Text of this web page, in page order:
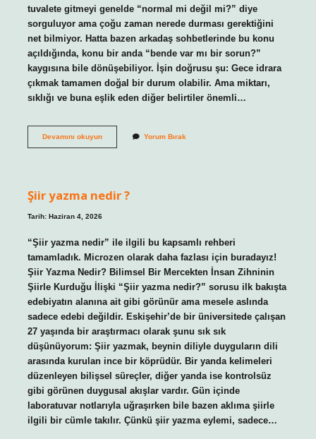
tuvalete gitmeyi genelde “normal mi değil mi?” diye
sorguluyor ama çoğu zaman nerede durması gerektiğini
net bilmiyor. Hatta bazen arkadaş sohbetlerinde bu konu
açıldığında, konu bir anda “bende var mı bir sorun?”
kaygısına bile dönüşebiliyor. İşin doğrusu şu: Gece idrara
çıkmak tamamen doğal bir durum olabilir. Ama miktarı,
sıklığı ve buna eşlik eden diğer belirtiler önemli…
Devamını okuyunGece
?
Yorum Bırak
Şiir yazma nedir ?
Tarih: Haziran 4, 2026
“Şiir yazma nedir” ile ilgili bu kapsamlı rehberi
tamamladık. Microzen olarak daha fazlası için buradayız!
Şiir Yazma Nedir? Bilimsel Bir Mercekten İnsan Zihninin
Şiirle Kurduğu İlişki “Şiir yazma nedir?” sorusu ilk bakışta
edebiyatın alanına ait gibi görünür ama mesele aslında
sadece edebi değildir. Eskişehir’de bir üniversitede çalışan
27 yaşında bir araştırmacı olarak şunu sık sık
düşünüyorum: Şiir yazmak, beynin diliyle duyguların dili
arasında kurulan ince bir köprüdür. Bir yanda kelimeleri
düzenleyen bilişsel süreçler, diğer yanda ise kontrolsüz
gibi görünen duygusal akışlar vardır. Gün içinde
laboratuvar notlarıyla uğraşırken bile bazen aklıma şiirle
ilgili bir cümle takılır. Çünkü şiir yazma eylemi, sadece…